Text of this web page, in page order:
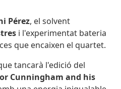
Pérez, el solvent
i l'experimentat bateria
que encaixen el quartet.
tancarà l'edició del
Cunningham and his